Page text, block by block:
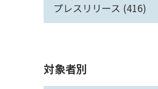
プレスリリース (416)
対象者別